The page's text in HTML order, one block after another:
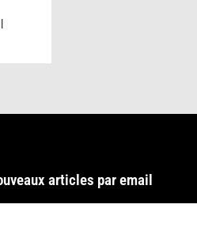
articles par email